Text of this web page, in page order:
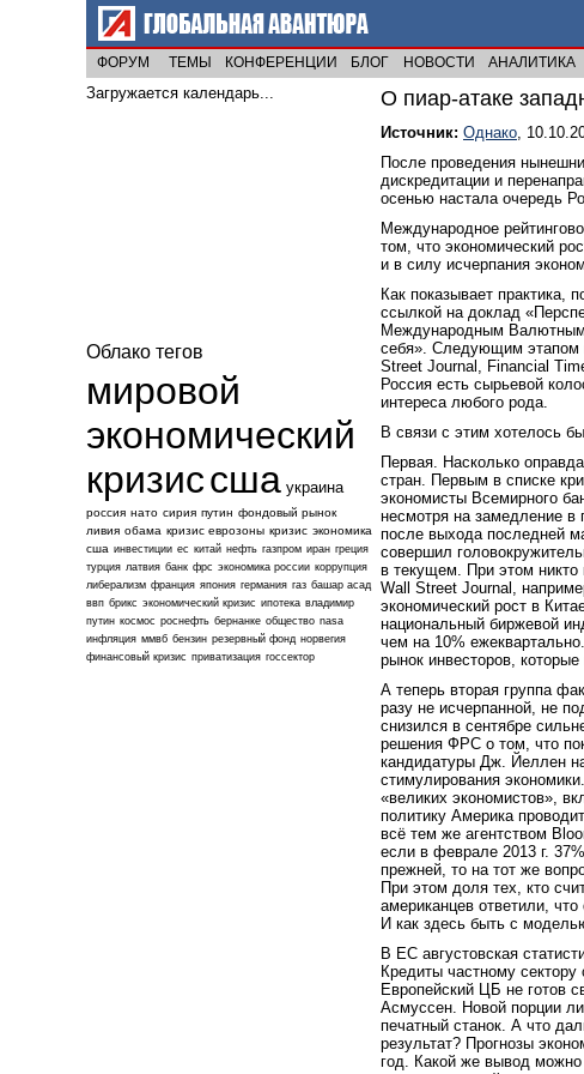
ФОРУМ ТЕМЫ КОНФЕРЕНЦИИ БЛОГ НОВОСТИ АНАЛИТИКА
О пиар-атаке
Источник: Однако,
После проведения
дискредитации и
осенью настала очередь
Международное
том, что экономический
и в силу исчерпания
Как показывает
ссылкой на доклад
Международным Валютным
себя». Следующим этапом
Street Journal, Financial
Россия есть сырьевой
интереса любого рода.
В связи с этим хотелось
Первая. Насколько
стран. Первым в списке
экономисты Всемирного
несмотря на замедление в
после выхода последней
совершил
в текущем. При этом никто
Wall Street Journal,
экономический рост в
национальный биржевой
чем на 10%
рынок инвесторов,
А теперь вторая группа
разу не исчерпанной, не
снизился в сентябре
решения ФРС о том, что
кандидатуры Дж. Йеллен
стимулирования
«великих экономистов»,
политику Америка
всё тем же агентством
если в феврале 2013 г.
прежней, то на тот же
При этом доля тех, кто
американцев ответили,
И как здесь быть с
В ЕС августовская
Кредиты частному
Европейский ЦБ не готов
Асмуссен. Новой порции
печатный станок. А что
результат? Прогнозы
год. Какой же вывод можно
Загружается календарь...
Облако тегов
мировой
экономический
кризиссша украина
россия нато сирия путин фондовый рынок
ливия обама кризис еврозоны кризис экономика
сша инвестиции ес китай нефть газпром иран греция
турция латвия банк фрс экономика россии коррупция
либерализм франция япония германия газ башар асад
ввп брикс экономический кризис ипотека владимир
путин космос роснефть бернанке общество nasa
инфляция ммвб бензин резервный фонд норвегия
финансовый кризис приватизация госсектор